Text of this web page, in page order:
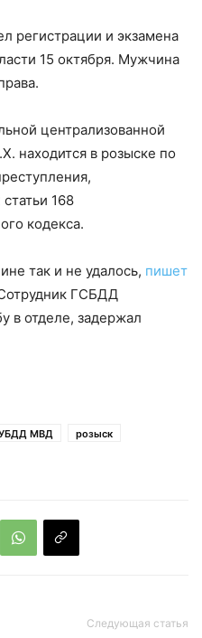
регистрации и экзамена
15 октября. Мужчина
централизованной
находится в розыске по
168
кодекса.
так и не удалось, пишет
ГСБДД
в отделе, задержал
МВД
розыск
Следующая статья